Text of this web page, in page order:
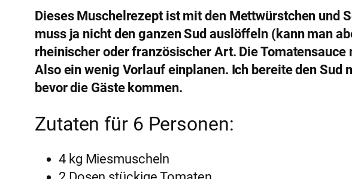
Dieses Muschelrezept ist mit den Mettwürstchen
muss ja nicht den ganzen Sud auslöffeln (kann man
rheinischer oder französischer Art. Die
Also ein wenig Vorlauf einplanen. Ich bereite den Sud
bevor die Gäste kommen.
Zutaten für 6 Personen:
4 kg Miesmuscheln